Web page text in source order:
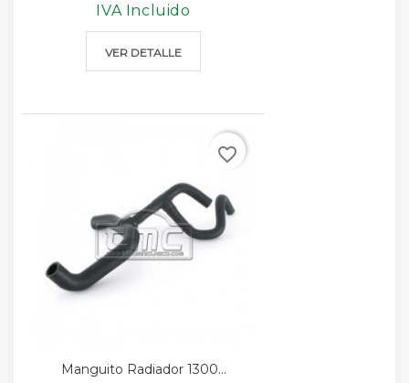
IVA Incluido
VER DETALLE
Manguito Radiador 1300...
favorite_border